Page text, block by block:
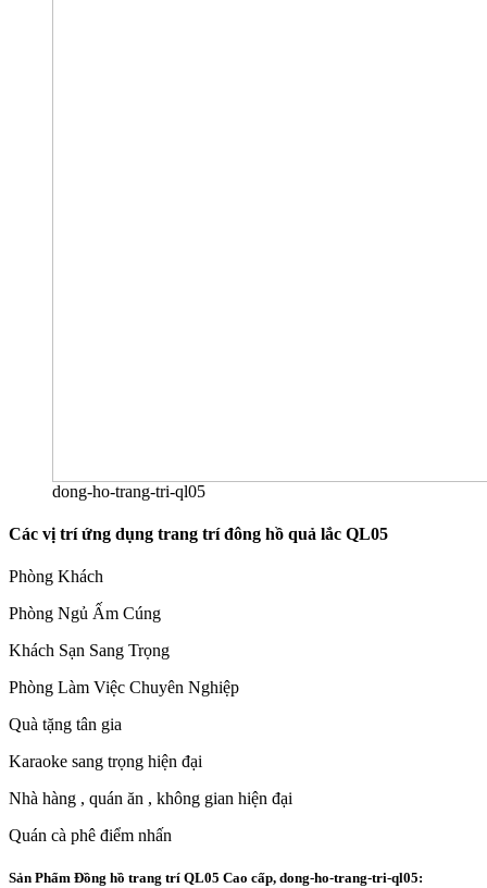
dong-ho-trang-tri-ql05
Các vị trí ứng dụng trang trí đông hồ quả lắc QL05
Phòng Khách
Phòng Ngủ Ấm Cúng
Khách Sạn Sang Trọng
Phòng Làm Việc Chuyên Nghiệp
Quà tặng tân gia
Karaoke sang trọng hiện đại
Nhà hàng , quán ăn , không gian hiện đại
Quán cà phê điểm nhấn
Sản Phẩm Đồng hồ trang trí QL05 Cao cấp, dong-ho-trang-tri-ql05: